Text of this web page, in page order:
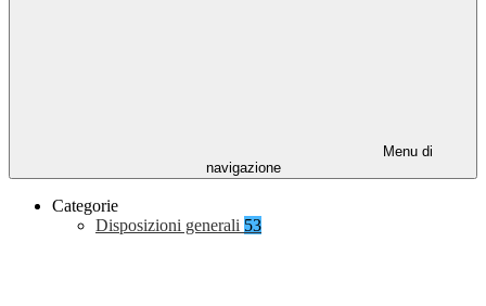
Menu di
navigazione
Categorie
Disposizioni generali 53